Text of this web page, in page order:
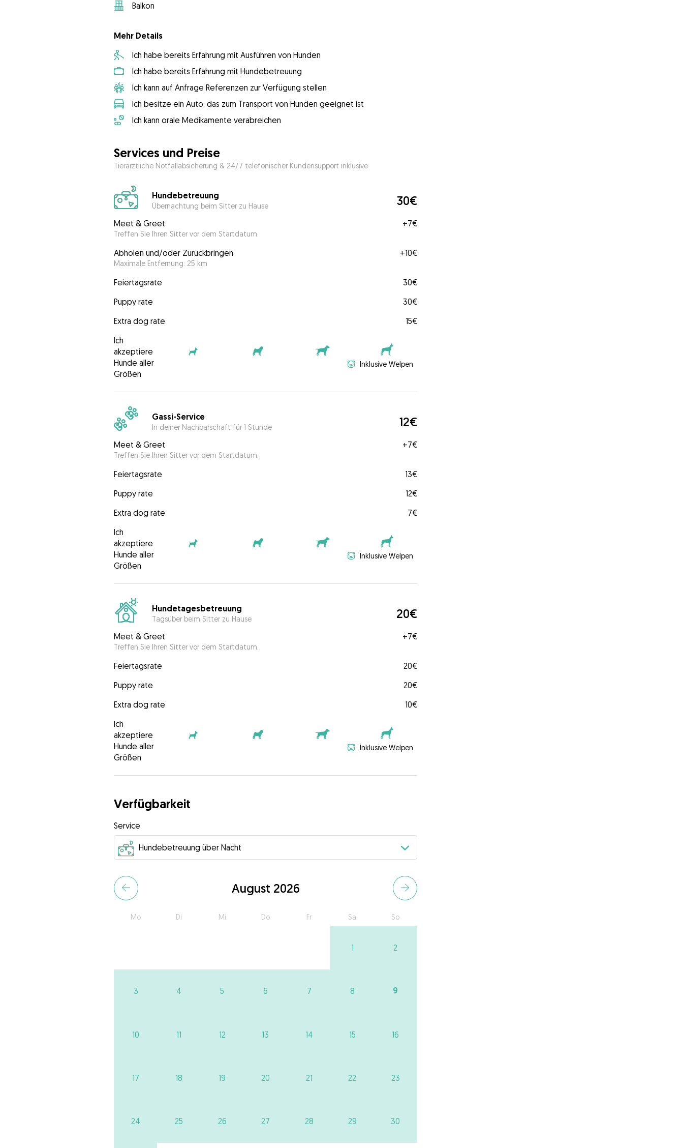
Balkon
Mehr Details
Ich habe bereits Erfahrung mit Ausführen von Hunden
Ich habe bereits Erfahrung mit Hundebetreuung
Ich kann auf Anfrage Referenzen zur Verfügung stellen
Ich besitze ein Auto, das zum Transport von Hunden geeignet ist
Ich kann orale Medikamente verabreichen
Services und Preise
Tierärztliche Notfallabsicherung & 24/7 telefonischer Kundensupport inklusive
Hundebetreuung
Übernachtung beim Sitter zu Hause 30€
Meet & Greet
Treffen Sie Ihren Sitter vor dem Startdatum.
+7€
Abholen und/oder Zurückbringen
Maximale Entfernung: 25 km
+10€
Feiertagsrate
30€
Puppy rate
30€
Extra dog rate
15€
Ich
akzeptiere
Hunde aller
Größen
Inklusive Welpen
Gassi-Service
In deiner Nachbarschaft für 1 Stunde 12€
Meet & Greet
Treffen Sie Ihren Sitter vor dem Startdatum.
+7€
Feiertagsrate
13€
Puppy rate
12€
Extra dog rate
7€
Ich
akzeptiere
Hunde aller
Größen
Inklusive Welpen
Hundetagesbetreuung
Tagsüber beim Sitter zu Hause 20€
Meet & Greet
Treffen Sie Ihren Sitter vor dem Startdatum.
+7€
Feiertagsrate
20€
Puppy rate
20€
Extra dog rate
10€
Ich
akzeptiere
Hunde aller
Größen
Inklusive Welpen
Verfügbarkeit
Service
August 2026
Mo Di Mi Do Fr Sa So
1 2
3 4 5 6 7 8 9
10 11 12 13 14 15 16
17 18 19 20 21 22 23
24 25 26 27 28 29 30